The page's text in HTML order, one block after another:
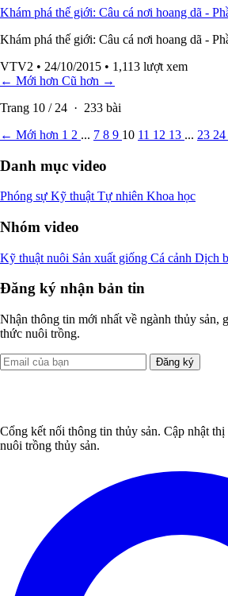
Khám phá thế giới: Câu cá nơi hoang dã -
Khám phá thế giới: Câu cá nơi hoang dã -
VTV2 • 24/10/2015 • 1,113 lượt xem
← Mới hơn Cũ hơn →
Trang 10 / 24 · 233 bài
← Mới hơn 1 2 ... 7 8 9 10 11 12 13 ... 23 24
Danh mục video
Phóng sự Kỹ thuật Tự nhiên Khoa học
Nhóm video
Kỹ thuật nuôi Sản xuất giống Cá cảnh Dịch
Đăng ký nhận bản tin
Nhận thông tin mới nhất về ngành thủy sản,
thức nuôi trồng.
Đăng ký
Cổng kết nối thông tin thủy sản. Cập nhật
nuôi trồng thủy sản.